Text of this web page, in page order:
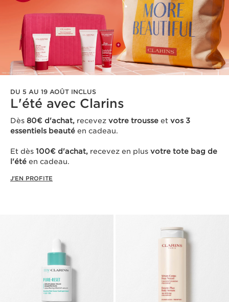
DU 5 AU 19 AOÛT INCLUS
L'été avec Clarins ​
Dès 80€ d'achat, recevez votre trousse et vos 3
essentiels beauté en cadeau​.
Et dès 100€ d'achat, recevez en plus votre tote bag de
l'été en cadeau.
J'EN PROFITE